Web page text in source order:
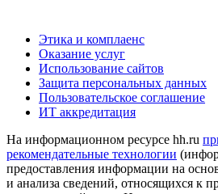
Этика и комплаенс
Оказание услуг
Использование сайтов
Защита персональных данных
Пользовательское соглашение
ИТ аккредитация
На информационном ресурсе hh.ru
рекомендательные технологии
предоставления информации на
и анализа сведений, относящихся к